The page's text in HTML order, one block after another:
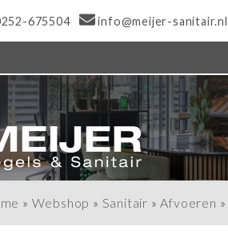
675504 info@meijer-sanitair.nl
» Webshop » Sanitair »Afvoeren